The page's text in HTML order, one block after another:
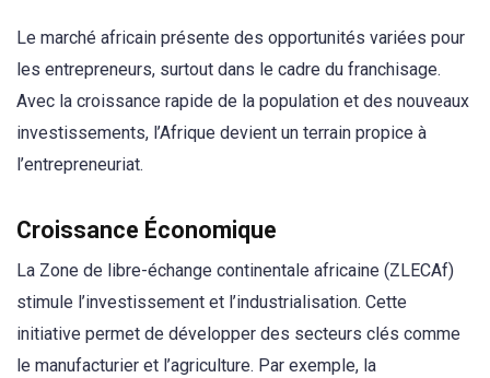
Le marché africain présente des opportunités variées pour
les entrepreneurs, surtout dans le cadre du franchisage.
Avec la croissance rapide de la population et des nouveaux
investissements, l’Afrique devient un terrain propice à
l’entrepreneuriat.
Croissance Économique
La Zone de libre-échange continentale africaine (ZLECAf)
stimule l’investissement et l’industrialisation. Cette
initiative permet de développer des secteurs clés comme
le manufacturier et l’agriculture. Par exemple, la